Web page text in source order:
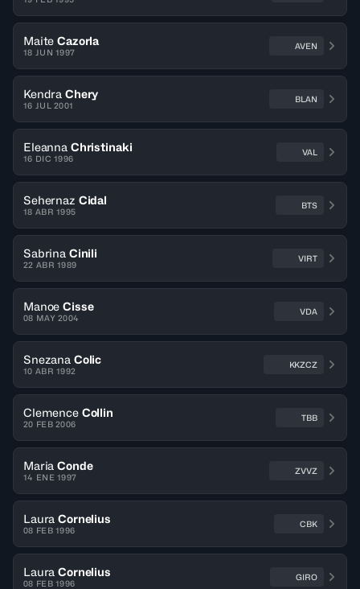
Maite Cazorla
18 JUN 1997
AVEN
Kendra Chery
16 JUL 2001
BLAN
Eleanna Christinaki
16 DIC 1996
VAL
Sehernaz Cidal
18 ABR 1995
BTS
Sabrina Cinili
22 ABR 1989
VIRT
Manoe Cisse
08 MAY 2004
VDA
Snezana Colic
10 ABR 1992
KKZCZ
Clemence Collin
20 FEB 2006
TBB
Maria Conde
14 ENE 1997
ZVVZ
Laura Cornelius
08 FEB 1996
CBK
Laura Cornelius
08 FEB 1996
GIRO